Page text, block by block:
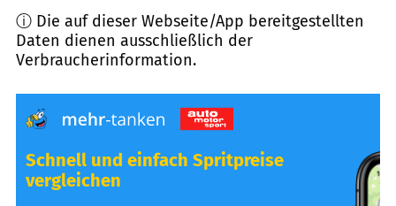
ⓘ Die auf dieser Webseite/App bereitgestellten
Daten dienen ausschließlich der
Verbraucherinformation.
Schnell und einfach Spritpreise
vergleichen